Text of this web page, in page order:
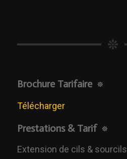
Brochure Tarifaire
Télécharger
Prestations & Tarif
Extension de cils & sourcils